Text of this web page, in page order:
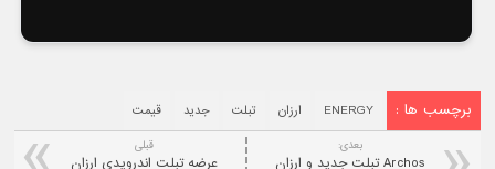
برچسب ها : ENERGY ارزان تبلت جدید قیمت
قبلی
عرضه تبلت اندرويدي ارزان
بعدی:
Archos تبلت جدید و ارزان